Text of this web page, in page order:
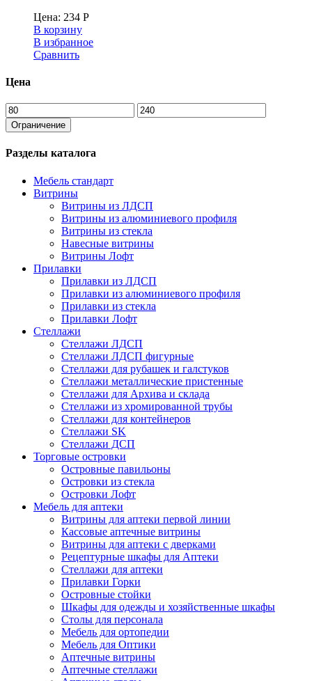
Цена: 234 Р
В корзину
В избранное
Сравнить
Цена
Ограничение
Разделы каталога
Мебель стандарт
Витрины
Витрины из ЛДСП
Витрины из алюминиевого профиля
Витрины из стекла
Навесные витрины
Витрины Лофт
Прилавки
Прилавки из ЛДСП
Прилавки из алюминиевого профиля
Прилавки из стекла
Прилавки Лофт
Стеллажи
Стеллажи ЛДСП
Стеллажи ЛДСП фигурные
Стеллажи для рубашек и галстуков
Стеллажи металлические пристенные
Стеллажи для Архива и склада
Стеллажи из хромированной трубы
Стеллажи для контейнеров
Стеллажи SK
Стеллажи ДСП
Торговые островки
Островные павильоны
Островки из стекла
Островки Лофт
Мебель для аптеки
Витрины для аптеки первой линии
Кассовые аптечные витрины
Витрины для аптеки с дверками
Рецептурные шкафы для Аптеки
Стеллажи для аптеки
Прилавки Горки
Островные стойки
Шкафы для одежды и хозяйственные шкафы
Столы для персонала
Мебель для ортопедии
Мебель для Оптики
Аптечные витрины
Аптечные стеллажи